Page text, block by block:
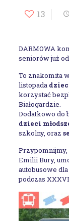
13
DARMOWA
seniorów już od
To znakomita
listopada
korzystać
Białogardzie.
Dodatkowo do
dzieci
szkolny, oraz
Przypomnijmy,
Emilii Bury,
autobusowe
podczas